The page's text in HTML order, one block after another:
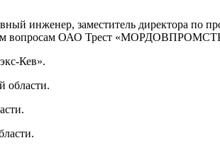
инженер, заместитель директора по
вопросам ОАО Трест
Кев».
области.